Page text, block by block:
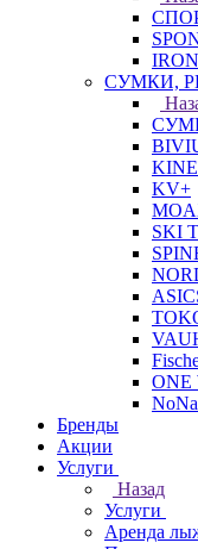
СУМКИ,
KV+
SKI
ONE
Бренды
Акции
Услуги
Назад
Услуги
Аренда